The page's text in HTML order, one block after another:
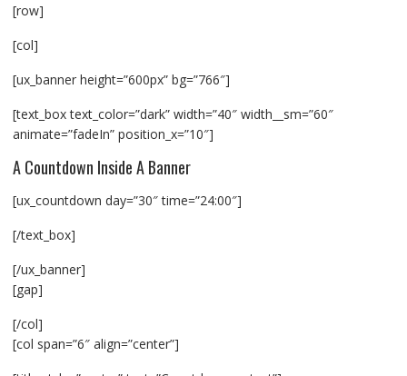
[row]
[col]
[ux_banner height=”600px” bg=”766″]
[text_box text_color=”dark” width=”40″ width__sm=”60″
animate=”fadeIn” position_x=”10″]
A Countdown Inside A Banner
[ux_countdown day=”30″ time=”24:00″]
[/text_box]
[/ux_banner]
[gap]
[/col]
[col span=”6″ align=”center”]